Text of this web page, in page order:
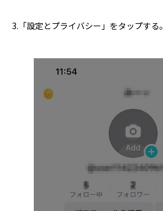
3.「設定とプライバシー」をタップする。